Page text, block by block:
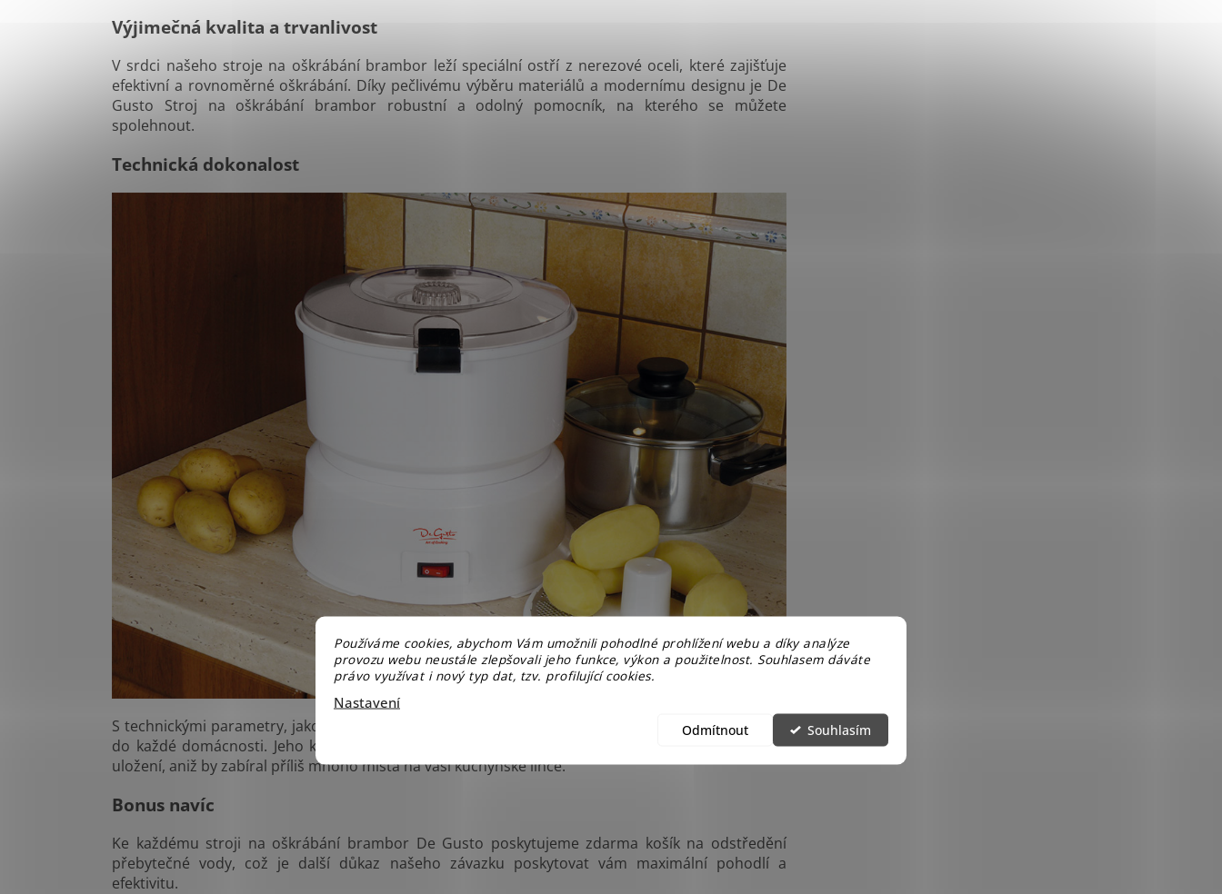
Používáme cookies, abychom Vám umožnili pohodlné prohlížení webu a díky analýze
provozu webu neustále zlepšovali jeho funkce, výkon a použitelnost. Souhlasem dáváte
právo využívat i nový typ dat, tzv. profilující cookies.
Nastavení
Odmítnout Souhlasím
Výjimečná kvalita a trvanlivost
V srdci našeho stroje na oškrábání brambor leží speciální ostří z nerezové oceli, které zajišťuje
efektivní a rovnoměrné oškrábání. Díky pečlivému výběru materiálů a modernímu designu je De
Gusto Stroj na oškrábání brambor robustní a odolný pomocník, na kterého se můžete
spolehnout.
Technická dokonalost
S technickými parametry, jako je napětí 220 - 240 V a příkon 85 W, se tento stroj snadno zapadne
do každé domácnosti. Jeho kompaktní rozměry (výška 26 cm, průměr 28 cm) umožňují snadné
uložení, aniž by zabíral příliš mnoho místa na vaší kuchyňské lince.
Bonus navíc
Ke každému stroji na oškrábání brambor De Gusto poskytujeme zdarma košík na odstředění
přebytečné vody, což je další důkaz našeho závazku poskytovat vám maximální pohodlí a
efektivitu.